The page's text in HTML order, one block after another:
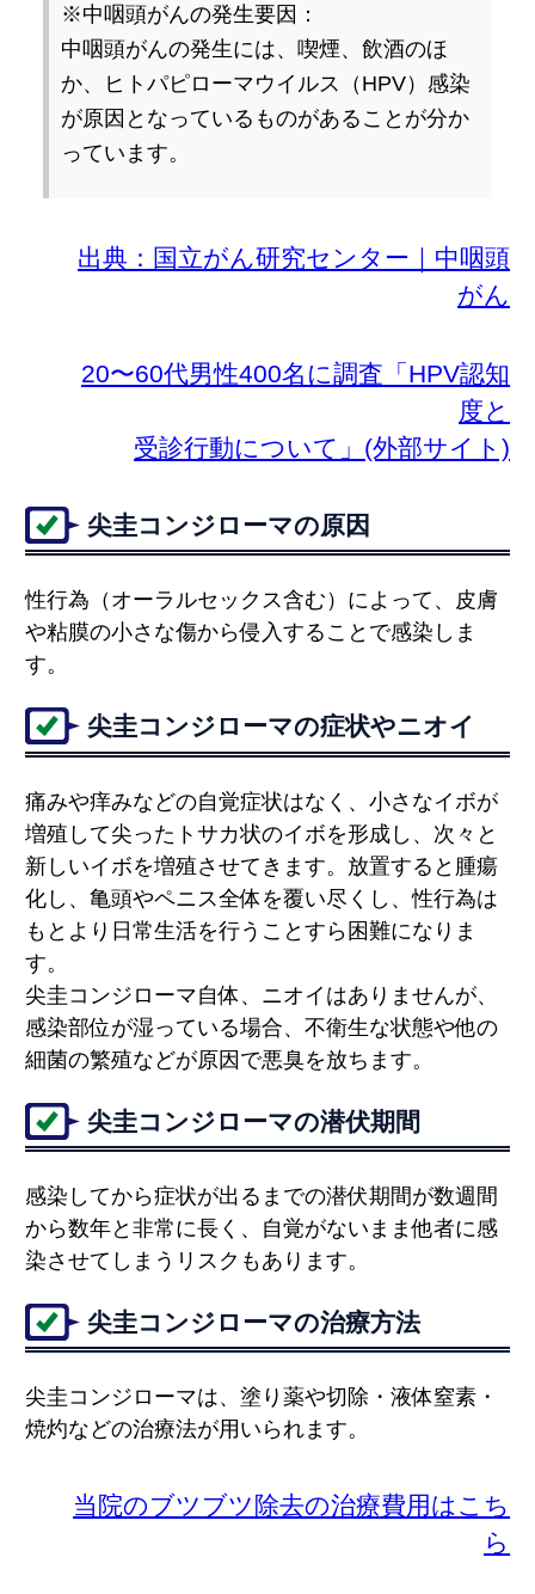
※中咽頭がんの発生要因：
中咽頭がんの発生には、喫煙、飲酒のほ
か、ヒトパピローマウイルス（HPV）感染
が原因となっているものがあることが分か
っています。
出典：国立がん研究センター｜中咽頭
がん
20〜60代男性400名に調査「HPV認知
度と
受診行動について」(外部サイト)
尖圭コンジローマの原因
性行為（オーラルセックス含む）によって、皮膚
や粘膜の小さな傷から侵入することで感染しま
す。
尖圭コンジローマの症状やニオイ
痛みや痒みなどの自覚症状はなく、小さなイボが
増殖して尖ったトサカ状のイボを形成し、次々と
新しいイボを増殖させてきます。放置すると腫瘍
化し、亀頭やペニス全体を覆い尽くし、性行為は
もとより日常生活を行うことすら困難になりま
す。
尖圭コンジローマ自体、ニオイはありませんが、
感染部位が湿っている場合、不衛生な状態や他の
細菌の繁殖などが原因で悪臭を放ちます。
尖圭コンジローマの潜伏期間
感染してから症状が出るまでの潜伏期間が数週間
から数年と非常に長く、自覚がないまま他者に感
染させてしまうリスクもあります。
尖圭コンジローマの治療方法
尖圭コンジローマは、塗り薬や切除・液体窒素・
焼灼などの治療法が用いられます。
当院のブツブツ除去の治療費用はこち
ら